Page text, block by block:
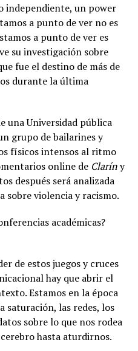
independiente, un power
a punto de ver no es
a punto de ver es
su investigación sobre
fue el destino de más de
durante la última
una Universidad pública
grupo de bailarines y
físicos intensos al ritmo
online de Claríny
después será analizada
sobre violencia y racismo.
académicas?
de estos juegos y cruces
hay que abrir el
Estamos en la época
saturación, las redes, los
sobre lo que nos rodea
hasta aturdirnos.